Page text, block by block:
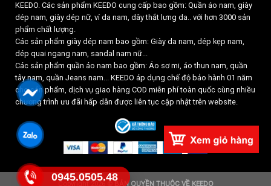
KEEDO. Các sản phẩm KEEDO cung cấp bao gồm: Quần áo nam, giày
dép nam, giày dép nữ, ví da nam, dây thắt lưng da.. với hơn 3000 sản
phẩm chất lượng.
Các sản phẩm giày dép nam bao gồm: Giày da nam, dép kẹp nam,
dép quai ngang nam, sandal nam nữ...
Các sản phẩm quần áo nam bao gồm: Áo sơ mi, áo thun nam, quần
tây nam, quần Jeans nam... KEEDO áp dụng chế độ bảo hành 01 năm
cho sản phẩm, dịch vụ giao hàng COD miễn phí toàn quốc cùng nhiều
chương trình ưu đãi hấp dẫn được liên tục cập nhật trên website.
BẢN QUYỀN THUỘC VỀ KEEDO
0945.0505.48